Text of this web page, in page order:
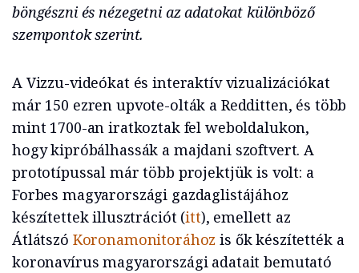
böngészni és nézegetni az adatokat különböző
szempontok szerint.
A Vizzu-videókat és interaktív vizualizációkat
már 150 ezren upvote-olták a Redditten, és több
mint 1700-an iratkoztak fel weboldalukon,
hogy kipróbálhassák a majdani szoftvert. A
prototípussal már több projektjük is volt: a
Forbes magyarországi gazdaglistájához
készítettek illusztrációt (itt), emellett az
Átlátszó Koronamonitorához is ők készítették a
koronavírus magyarországi adatait bemutató